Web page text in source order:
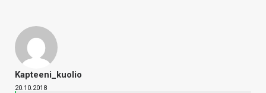
Kapteeni_kuolio
20.10.2018